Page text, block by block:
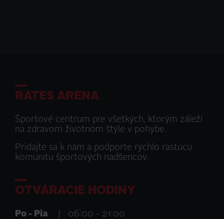
RATES ARENA
Športové centrum pre všetkých, ktorým záleží
na zdravom životnom štýle v pohybe.
Pridajte sa k nám a podporte rýchlo rastúcu
komunitu športových nadšencov.
OTVÁRACIE HODINY
Po - Pia
06:00 - 21:00